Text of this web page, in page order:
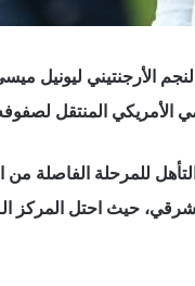
الأرجنتيني ليونيل
الأمريكي المنتقل
للمرحلة الفاصلة من